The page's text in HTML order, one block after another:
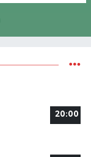
20:00